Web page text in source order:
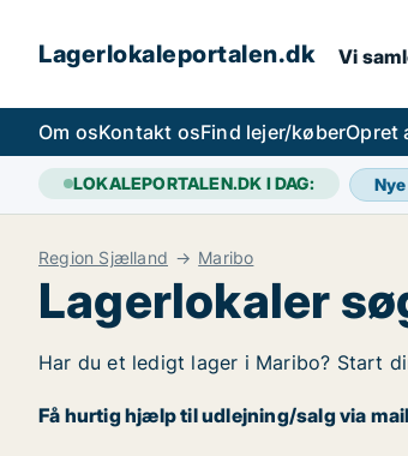
Lagerlokaleportalen.dk Vi
Om osKontakt osFind lejer/køberOpret
LOKALEPORTALEN.DK I DAG:
Region Sjælland Maribo
Lagerlokaler
Har du et ledigt lager i Maribo? Start
Få hurtig hjælp til udlejning/salg via